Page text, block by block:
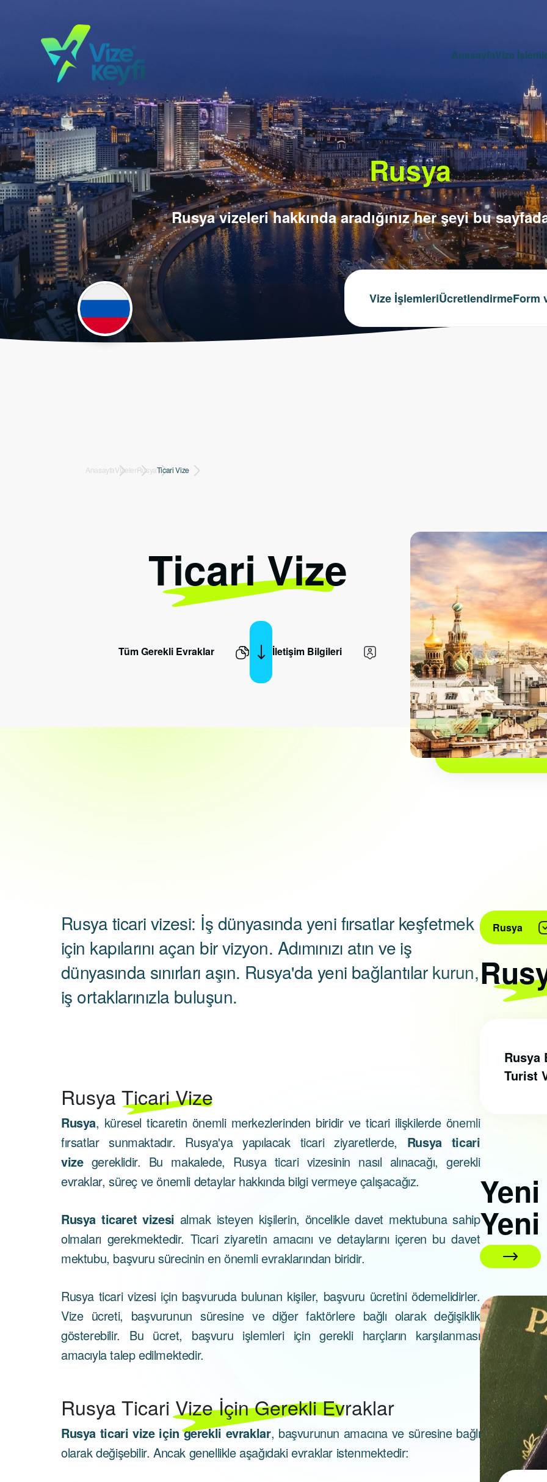
AnasayfaVize
Rusya
Rusya vizeleri hakkında aradığınız her şeyi bu
Vize İşlemleriÜcretlendirmeForm
AnasayfaVizelerRusyaTicari Vize
Ticari Vize
Tüm Gerekli Evraklar İletişim Bilgileri
Rusya ticari vizesi: İş dünyasında yeni fırsatlar keşfetmek
için kapılarını açan bir vizyon. Adımınızı atın ve iş
dünyasında sınırları aşın. Rusya'da yeni bağlantılar kurun,
iş ortaklarınızla buluşun.
RusyaTicari Vize
Rusya, küresel ticaretin önemli merkezlerinden biridir ve ticari ilişkilerde önemli
fırsatlar sunmaktadır. Rusya'ya yapılacak ticari ziyaretlerde, Rusya ticari
vizegereklidir. Bu makalede, Rusya ticari vizesinin nasıl alınacağı, gerekli
evraklar, süreç ve önemli detaylar hakkında bilgi vermeye çalışacağız.
Rusya ticaret vizesi almak isteyen kişilerin, öncelikle davet mektubuna sahip
olmaları gerekmektedir. Ticari ziyaretin amacını ve detaylarını içeren bu davet
mektubu, başvuru sürecinin en önemli evraklarından biridir.
Rusya ticari vizesi için başvuruda bulunan kişiler, başvuru ücretini ödemelidirler.
Vize ücreti, başvurunun süresine ve diğer faktörlere bağlı olarak değişiklik
gösterebilir. Bu ücret, başvuru işlemleri için gerekli harçların karşılanması
amacıyla talep edilmektedir.
RusyaTicari Vize İçin Gerekli Evraklar
Rusya ticari vize için gerekli evraklar, başvurunun amacına ve süresine bağlı
olarak değişebilir. Ancak genellikle aşağıdaki evraklar istenmektedir:
Rusya
Rusya
Turist
Yeni
01 Nisan 2026